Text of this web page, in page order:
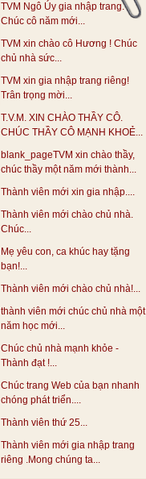
TVM Ngô Úy gia nhập trang.
Chúc cô năm mới...
TVM xin chào cô Hương ! Chúc
chủ nhà sức...
TVM xin gia nhập trang riêng!
Trân trọng mời...
T.V.M. XIN CHÀO THẦY CÔ.
CHÚC THẦY CÔ MẠNH KHOẺ...
blank_pageTVM xin chào thầy,
chúc thầy một năm mới thành...
Thành viên mới xin gia nhập....
Thành viên mới chào chủ nhà.
Chúc...
Mẹ yêu con, ca khúc hay tặng
bạn!...
Thành viên mới chào chủ nhà!...
thành viên mới chúc chủ nhà một
năm học mới...
Chúc chủ nhà mạnh khỏe -
Thành đạt !...
Chúc trang Web của bạn nhanh
chóng phát triển....
Thành viên thứ 25...
Thành viên mới gia nhập trang
riêng .Mong chúng ta...